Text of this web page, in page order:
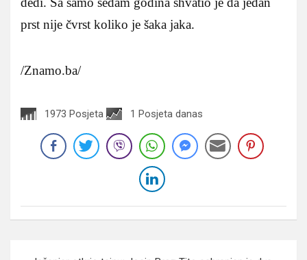
prst nije čvrst koliko je šaka jaka.
/Znamo.ba/
1973 Posjeta 1 Posjeta danas